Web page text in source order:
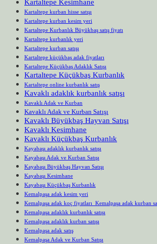
Kartaltepe Kesimhane
Kartaltepe kurban hisse satışı
Kartaltepe kurban kesim yeri
Kartaltepe Kurbanlık Büyükbaş satış fiyatı
Kartaltepe kurbanlık yeri
Kartaltepe kurban satışı
Kartaltepe küçükbaş adak fiyatları
Kartaltepe Küçükbaş Adaklık Satışı
Kartaltepe Küçükbaş Kurbanlık
Kartaltepe online kurbanlık satış
Kavaklı adaklık kurbanlık satışı
Kavaklı Adak ve Kurban
Kavaklı Adak ve Kurban Satışı
Kavaklı Büyükbaş Hayvan Satışı
Kavaklı Kesimhane
Kavaklı Küçükbaş Kurbanlık
Kayabaşı adaklık kurbanlık satışı
Kayabaşı Adak ve Kurban Satışı
Kayabaşı Büyükbaş Hayvan Satışı
Kayabaşı Kesimhane
Kayabaşı Küçükbaş Kurbanlık
Kemalpaşa adak kesim yeri
Kemalpaşa adak koç fiyatları Kemalpaşa adak kurban
Kemalpaşa adaklık kurbanlık satışı
Kemalpaşa adaklık kurban satışı
Kemalpaşa adak satış
Kemalpaşa Adak ve Kurban Satışı